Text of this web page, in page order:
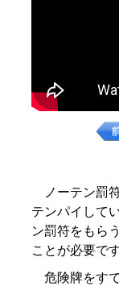
ノーテン罰
テンパイして
ン罰符をもら
ことが必要です
危険牌をす